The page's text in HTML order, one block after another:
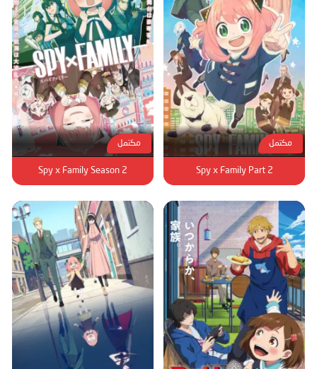
مكتمل
Spy x Family Part 2
مكتمل
Spy x Family Season 2